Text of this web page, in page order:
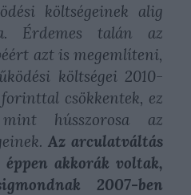
költségeinek alig
Érdemes talán az
azt is megemlíteni,
költségei 2010-
csökkentek, ez
hússzorosa az
Az arculatváltás
éppen akkorák voltak,
2007-ben